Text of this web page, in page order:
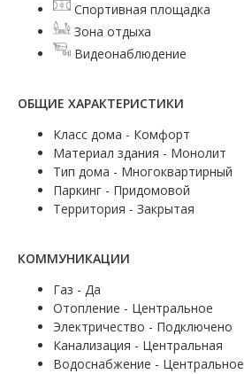
Спортивная площадка
Зона отдыха
Видеонаблюдение
ОБЩИЕ ХАРАКТЕРИСТИКИ
Класс дома - Комфорт
Материал здания - Монолит
Тип дома - Многоквартирный
Паркинг - Придомовой
Территория - Закрытая
КОММУНИКАЦИИ
Газ - Да
Отопление - Центральное
Электричество - Подключено
Канализация - Центральная
Водоснабжение - Центральное